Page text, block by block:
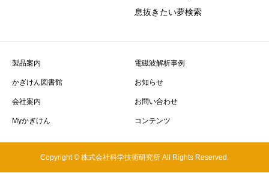
息抜きたい夢検索
製品案内 電磁波解析事例
かぎけん図書館 お知らせ
会社案内 お問い合わせ
Myかぎけん コンテンツ
Copyright © 株式会社科学技術研究所 All Rights Reserved.